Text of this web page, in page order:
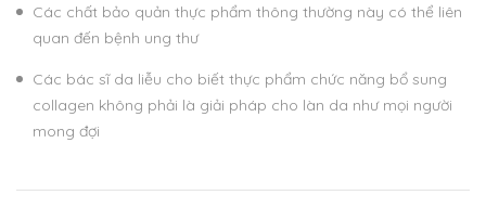
Các chất bảo quản thực phẩm thông thường này có thể liên
quan đến bệnh ung thư
Các bác sĩ da liễu cho biết thực phẩm chức năng bổ sung
collagen không phải là giải pháp cho làn da như mọi người
mong đợi